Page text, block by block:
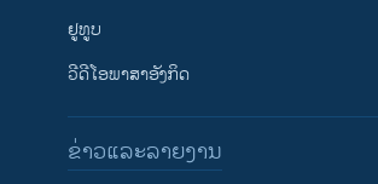
ຢູທູບ
ວີດີໂອພາສາອັງກິດ
ຂ່າວແລະລາຍງານ